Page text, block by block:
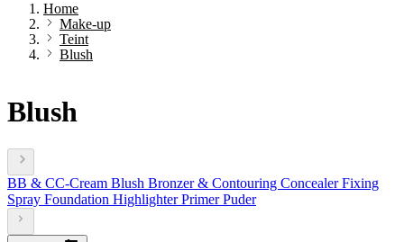
Home
Make-up
Teint
Blush
Blush
BB & CC-Cream Blush Bronzer & Contouring ConcealerFixing
Spray Foundation HighlighterPrimerPuder